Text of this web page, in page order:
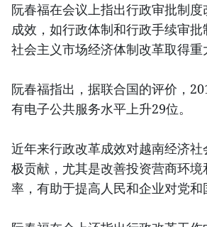
阮春福在会议上指出行政审批制
成效，如行政体制和行政手续审
社会主义市场经济体制改革取得重
阮春福指出，据联合国的评价，
有电子公共服务水平上升29位。
近年来行政改革成效对越南经济
极贡献，尤其是改善投资营商环
率，有助于提高人民和企业对党和